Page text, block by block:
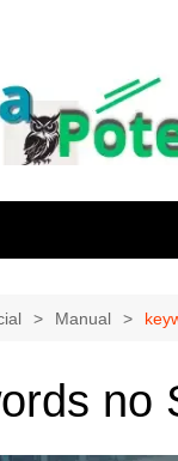
Manual
no